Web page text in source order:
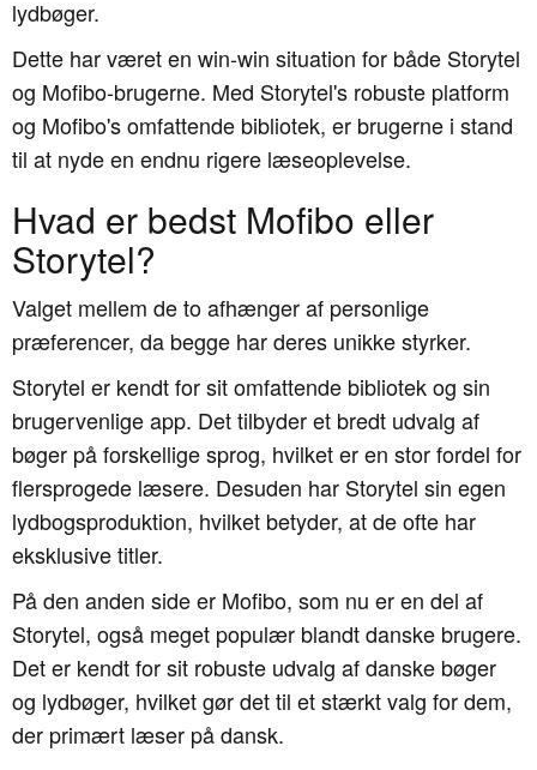
lydbøger.
Dette har været en win-win situation for både Storytel
og Mofibo-brugerne. Med Storytel's robuste platform
og Mofibo's omfattende bibliotek, er brugerne i stand
til at nyde en endnu rigere læseoplevelse.
Hvad er bedst Mofibo eller
Storytel?
Valget mellem de to afhænger af personlige
præferencer, da begge har deres unikke styrker.
Storytel er kendt for sit omfattende bibliotek og sin
brugervenlige app. Det tilbyder et bredt udvalg af
bøger på forskellige sprog, hvilket er en stor fordel for
flersprogede læsere. Desuden har Storytel sin egen
lydbogsproduktion, hvilket betyder, at de ofte har
eksklusive titler.
På den anden side er Mofibo, som nu er en del af
Storytel, også meget populær blandt danske brugere.
Det er kendt for sit robuste udvalg af danske bøger
og lydbøger, hvilket gør det til et stærkt valg for dem,
der primært læser på dansk.